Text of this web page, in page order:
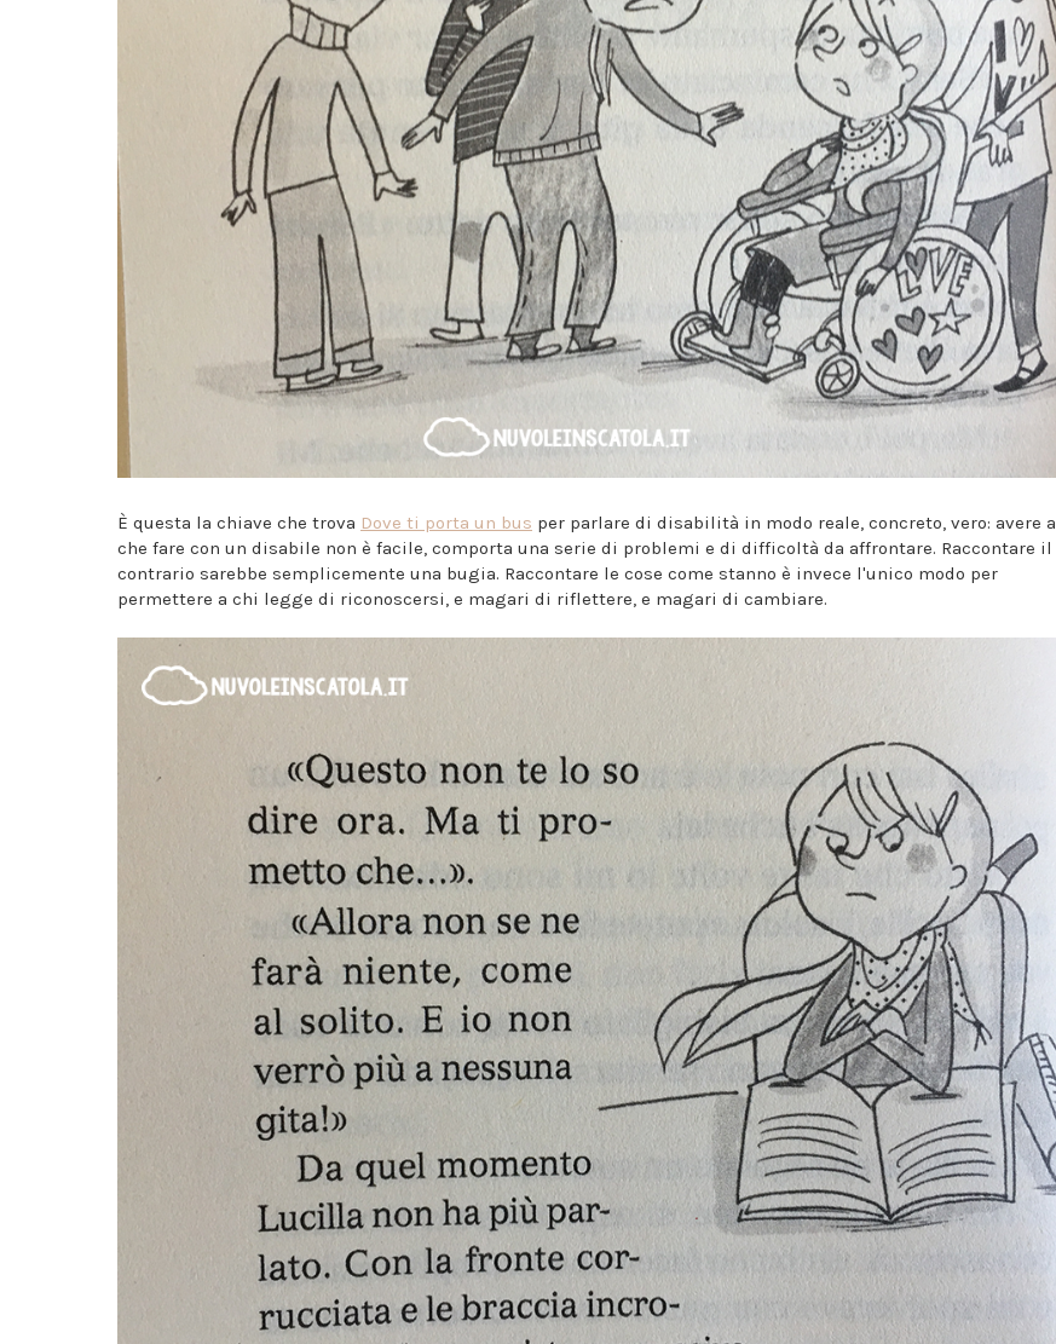
È questa la chiave che trova Dove ti porta un bus per parlare di disabilità in modo reale, concreto, vero: avere a
che fare con un disabile non è facile, comporta una serie di problemi e di difficoltà da affrontare. Raccontare il
contrario sarebbe semplicemente una bugia. Raccontare le cose come stanno è invece l'unico modo per
permettere a chi legge di riconoscersi, e magari di riflettere, e magari di cambiare.